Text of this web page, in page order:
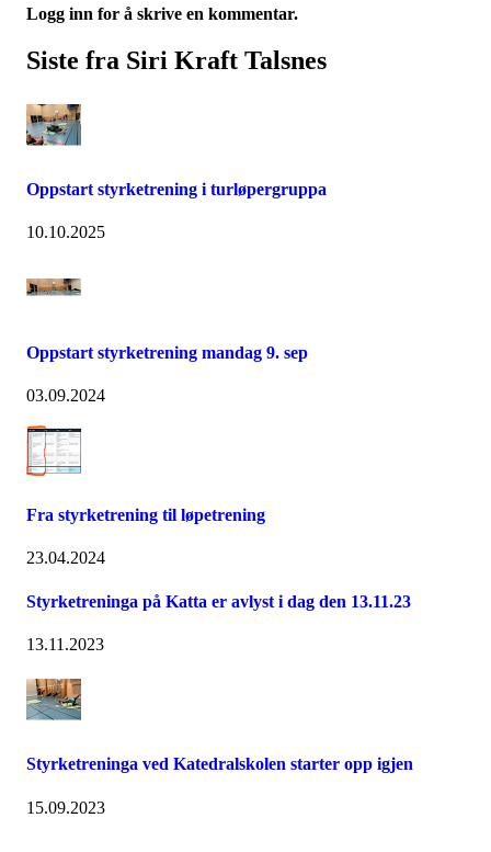
Logg inn for å skrive en kommentar.
Siste fra Siri Kraft Talsnes
Oppstart styrketrening i turløpergruppa
10.10.2025
Oppstart styrketrening mandag 9. sep
03.09.2024
Fra styrketrening til løpetrening
23.04.2024
Styrketreninga på Katta er avlyst i dag den 13.11.23
13.11.2023
Styrketreninga ved Katedralskolen starter opp igjen
15.09.2023